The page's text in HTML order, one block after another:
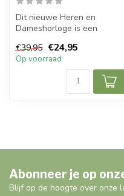
Dit nieuwe Heren en
Dameshorloge is een
casual spor...
€39,95 €24,95
Op voorraad
Abonneer je op
Blijf op de hoogte over onze